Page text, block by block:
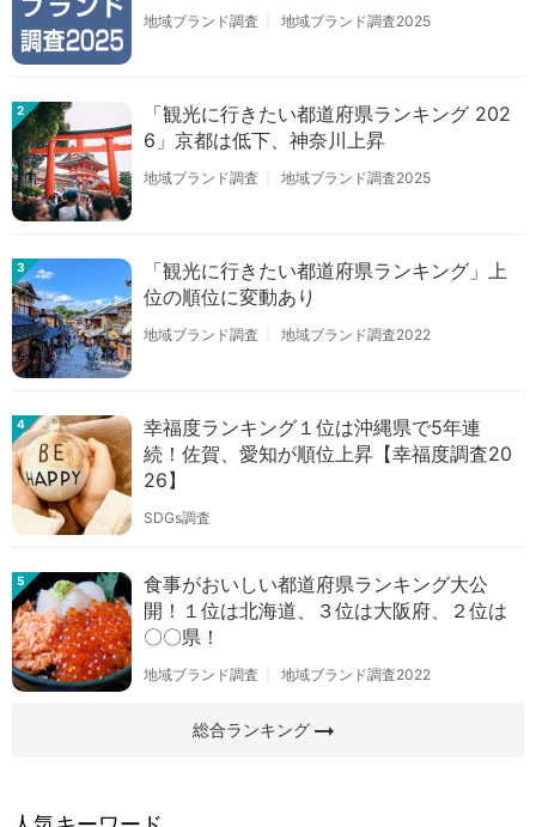
地域ブランド調査 地域ブランド調査2025
2
「観光に行きたい都道府県ランキング 202
6」京都は低下、神奈川上昇
地域ブランド調査 地域ブランド調査2025
3
「観光に行きたい都道府県ランキング」上
位の順位に変動あり
地域ブランド調査 地域ブランド調査2022
4
幸福度ランキング１位は沖縄県で5年連
続！佐賀、愛知が順位上昇【幸福度調査20
26】
SDGs調査
5
食事がおいしい都道府県ランキング大公
開！１位は北海道、３位は大阪府、２位は
〇〇県！
地域ブランド調査 地域ブランド調査2022
総合ランキングarrow_right_alt